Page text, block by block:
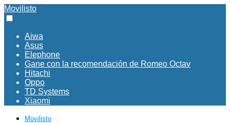
Movilisto
Aiwa
Asus
Elephone
Gane con la recomendación de Romeo Octav
Hitachi
Oppo
TD Systems
Xiaomi
Movilisto